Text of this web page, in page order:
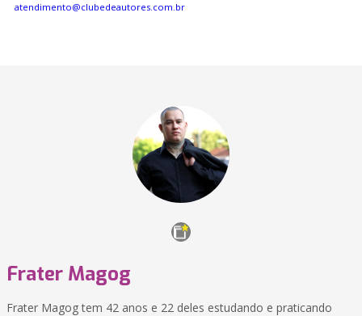
atendimento@clubedeautores.com.br
Frater Magog
Frater Magog tem 42 anos e 22 deles estudando e praticando